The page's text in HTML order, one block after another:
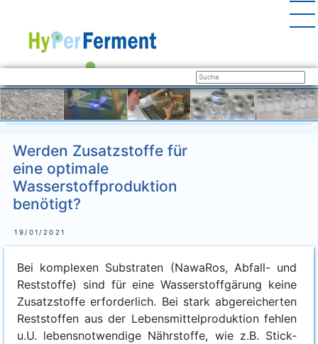
Werden Zusatzstoffe für
eine optimale
Wasserstoffproduktion
benötigt?
19/01/2021
Bei kom­ple­xen Sub­stra­ten (Nawa­Ros, Abfall- und
Rest­stof­fe) sind für eine Was­ser­stoff­gä­rung kei­ne
Zusatz­stof­fe erfor­der­lich. Bei stark abge­rei­cher­ten
Rest­stof­fen aus der Lebens­mit­tel­pro­duk­ti­on feh­len
u.U. lebens­not­wen­di­ge Nähr­stof­fe, wie z.B. Stick­